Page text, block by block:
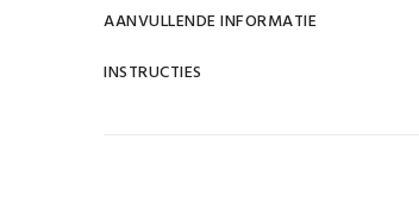
AANVULLENDE INFORMATIE
INSTRUCTIES